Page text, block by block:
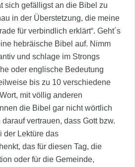
sich gefälligst an die Bibel zu
in der Überstetzung, die meine
für verbindlich erklärt“. Geht´s
hebräische Bibel auf. Nimm
und schlage im Strongs
oder englische Bedeutung
bis zu 10 verschiedene
mit völlig anderen
die Bibel gar nicht wörtlich
vertrauen, dass Gott bzw.
der Lektüre das
das für diesen Tag, die
oder für die Gemeinde,